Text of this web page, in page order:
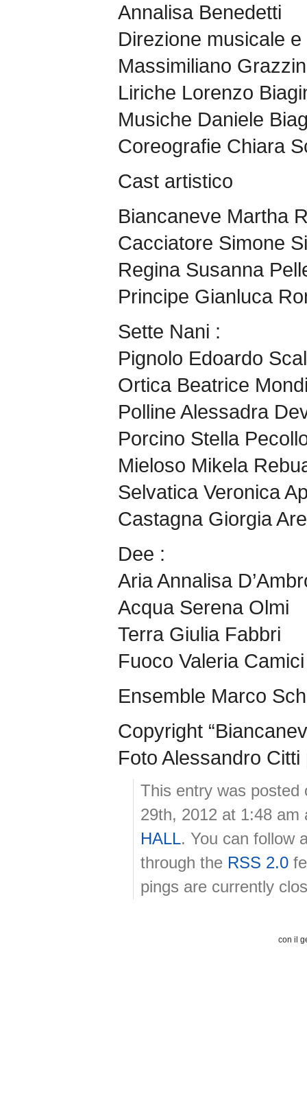
Annalisa Benedetti
Direzione musicale
Massimiliano
Liriche Lorenzo
Musiche Daniele
Coreografie Chiara
Cast artistico
Biancaneve Martha
Cacciatore Simone
Regina Susanna
Principe Gianluca
Sette Nani :
Pignolo Edoardo
Ortica Beatrice
Polline Alessadra
Porcino Stella
Mieloso Mikela
Selvatica Veronica
Castagna Giorgia
Dee :
Aria Annalisa
Acqua Serena Olmi
Terra Giulia Fabbri
Fuoco Valeria Camici
Ensemble Marco
Copyright
Foto Alessandro
This entry was posted
29th, 2012 at 1:48
HALL. You can follow
through the RSS 2.0
pings are currently
con il